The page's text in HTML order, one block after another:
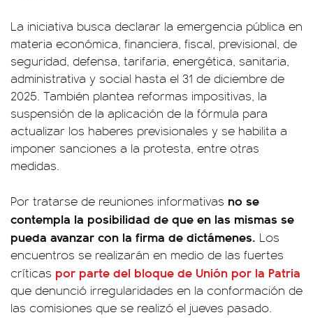
La iniciativa busca declarar la emergencia pública en
materia económica, financiera, fiscal, previsional, de
seguridad, defensa, tarifaria, energética, sanitaria,
administrativa y social hasta el 31 de diciembre de
2025. También plantea reformas impositivas, la
suspensión de la aplicación de la fórmula para
actualizar los haberes previsionales y se habilita a
imponer sanciones a la protesta, entre otras
medidas.
Por tratarse de reuniones informativas no se
contempla la posibilidad de que en las mismas se
pueda avanzar con la firma de dictámenes. Los
encuentros se realizarán en medio de las fuertes
críticas por parte del bloque de Unión por la Patria
que denunció irregularidades en la conformación de
las comisiones que se realizó el jueves pasado.